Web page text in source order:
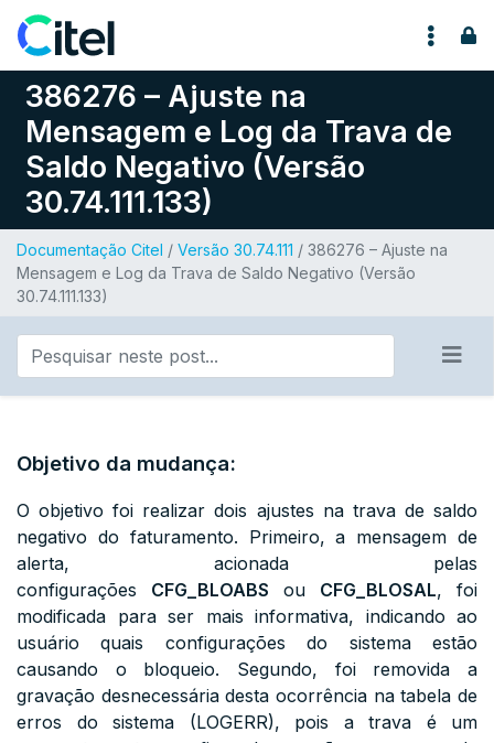
Pular para o conteúdo
386276 – Ajuste na
Mensagem e Log da Trava de
Saldo Negativo (Versão
30.74.111.133)
Documentação Citel / Versão 30.74.111 / 386276 – Ajuste na
Mensagem e Log da Trava de Saldo Negativo (Versão
30.74.111.133)
Objetivo da mudança:
O objetivo foi realizar dois ajustes na trava de saldo
negativo do faturamento. Primeiro, a mensagem de
alerta, acionada pelas
configurações CFG_BLOABS ou CFG_BLOSAL, foi
modificada para ser mais informativa, indicando ao
usuário quais configurações do sistema estão
causando o bloqueio. Segundo, foi removida a
gravação desnecessária desta ocorrência na tabela de
erros do sistema (LOGERR), pois a trava é um